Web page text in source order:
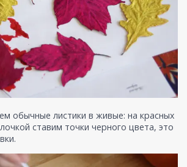
обычные листики в живые: на красных
ставим точки черного цвета, это